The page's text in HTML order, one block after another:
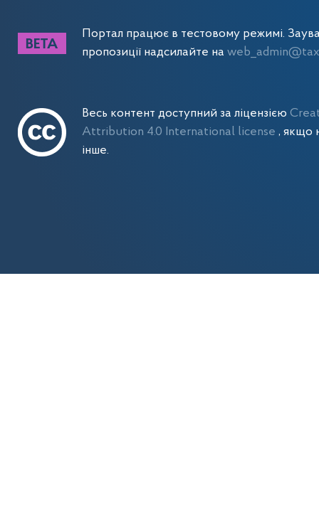
Портал працює в тестовому режимі.
пропозиції надсилайте на
Весь контент доступний за ліцензією
Attribution 4.0 International license , якщо
інше.